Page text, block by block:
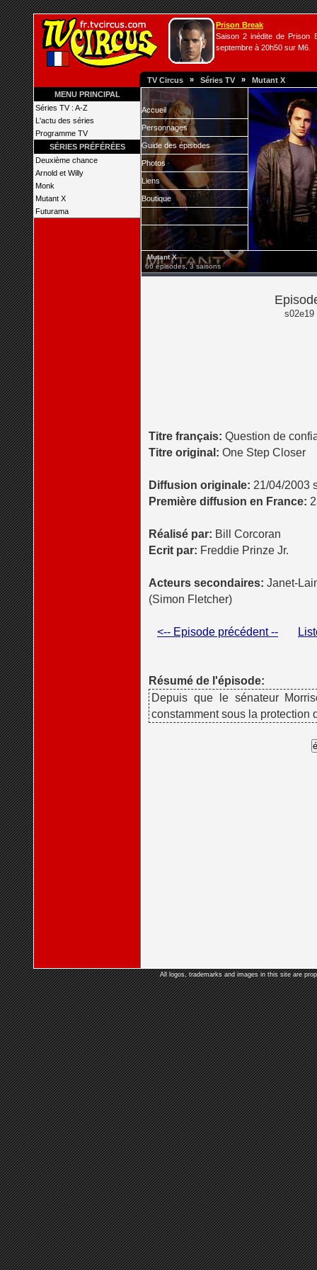
Prison Break
Saison 2 inédite de Prison
septembre à 20h50 sur M6.
TV Circus » Séries TV » Mutant X
MENU PRINCIPAL
Séries TV : A-Z
L'actu des séries
Programme TV
SÉRIES PRÉFÉRÉES
Deuxième chance
Arnold et Willy
Monk
Mutant X
Futurama
Accueil
Personnages
Guide des épisodes
Photos
Liens
Boutique
Mutant X
66 épisodes, 3 saisons
s02e19
Titre français: Question de
Titre original: One Step Closer
Diffusion originale: 21/04/2003
Première diffusion en France:
Réalisé par: Bill Corcoran
Ecrit par: Freddie Prinze Jr.
Acteurs secondaires: Janet-
(Simon Fletcher)
<-- Episode précédent --
Résumé de l'épisode:
Depuis que le sénateur
constamment sous la protection
All logos, trademarks and images in this site are